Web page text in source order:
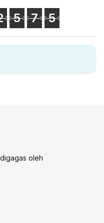
5 7 5
oleh